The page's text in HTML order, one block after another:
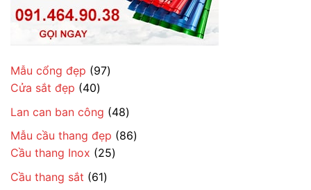
Mẫu cổng đẹp 9797
phẩm
Cửa sắt đẹp 4040
sản
phẩm
Lan can ban công 4848
sản
phẩm
Mẫu cầu thang đẹp 8686
Cầu thang Inox 2525
Cầu thang sắt 6161